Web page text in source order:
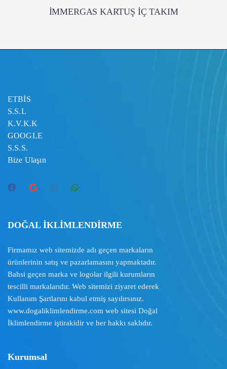
İMMERGAS KARTUŞ İÇ TAKIM
ETBİS
S.S.L
K.V.K.K
GOOGLE
S.S.S.
Bize Ulaşın
DOĞAL İKLİMLENDİRME
Firmamız web sitemizde adı geçen markaların
ürünlerinin satış ve pazarlamasını yapmaktadır.
Bahsi geçen marka ve logolar ilgili kurumların
tescilli markalarıdır. Web sitemizi ziyaret ederek
Kullanım Şartlarını kabul etmiş sayılırsınız.
www.dogaliklimlendirme.com web sitesi Doğal
İklimlendirme iştirakidir ve her hakkı saklıdır.
Kurumsal